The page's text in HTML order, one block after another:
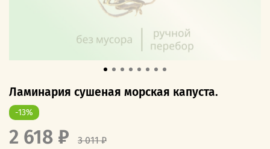
Ламинария сушеная морская капуста.
-13%
2 618 ₽ 3 011 ₽